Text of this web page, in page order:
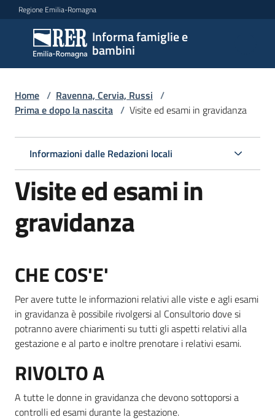
Vai al contenuto
Vai alla navigazione
Vai al footer
Regione Emilia-Romagna
Informa famiglie e
bambini
Informa
famiglie
e
bambini
Argomenti
Servizi
Centri
per
famiglie
Informazioni
locali
Home / Ravenna, Cervia, Russi /
Prima e dopo la nascita / Visite ed esami in gravidanza
Informazioni dalle Redazioni locali
Visite ed esami in
gravidanza
CHE COS'E'
Per avere tutte le informazioni relativi alle viste e agli esami
in gravidanza è possibile rivolgersi al Consultorio dove si
potranno avere chiarimenti su tutti gli aspetti relativi alla
gestazione e al parto e inoltre prenotare i relativi esami.
RIVOLTO A
A tutte le donne in gravidanza che devono sottoporsi a
controlli ed esami durante la gestazione.